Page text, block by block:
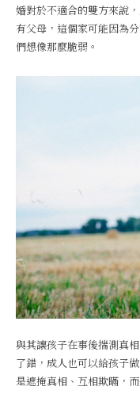
婚對於不適合的雙方來說
有父母，這個家可能因為
們想像那麼脆弱。
與其讓孩子在事後揣測真
了錯，成人也可以給孩子
是遮掩真相、互相欺瞞，